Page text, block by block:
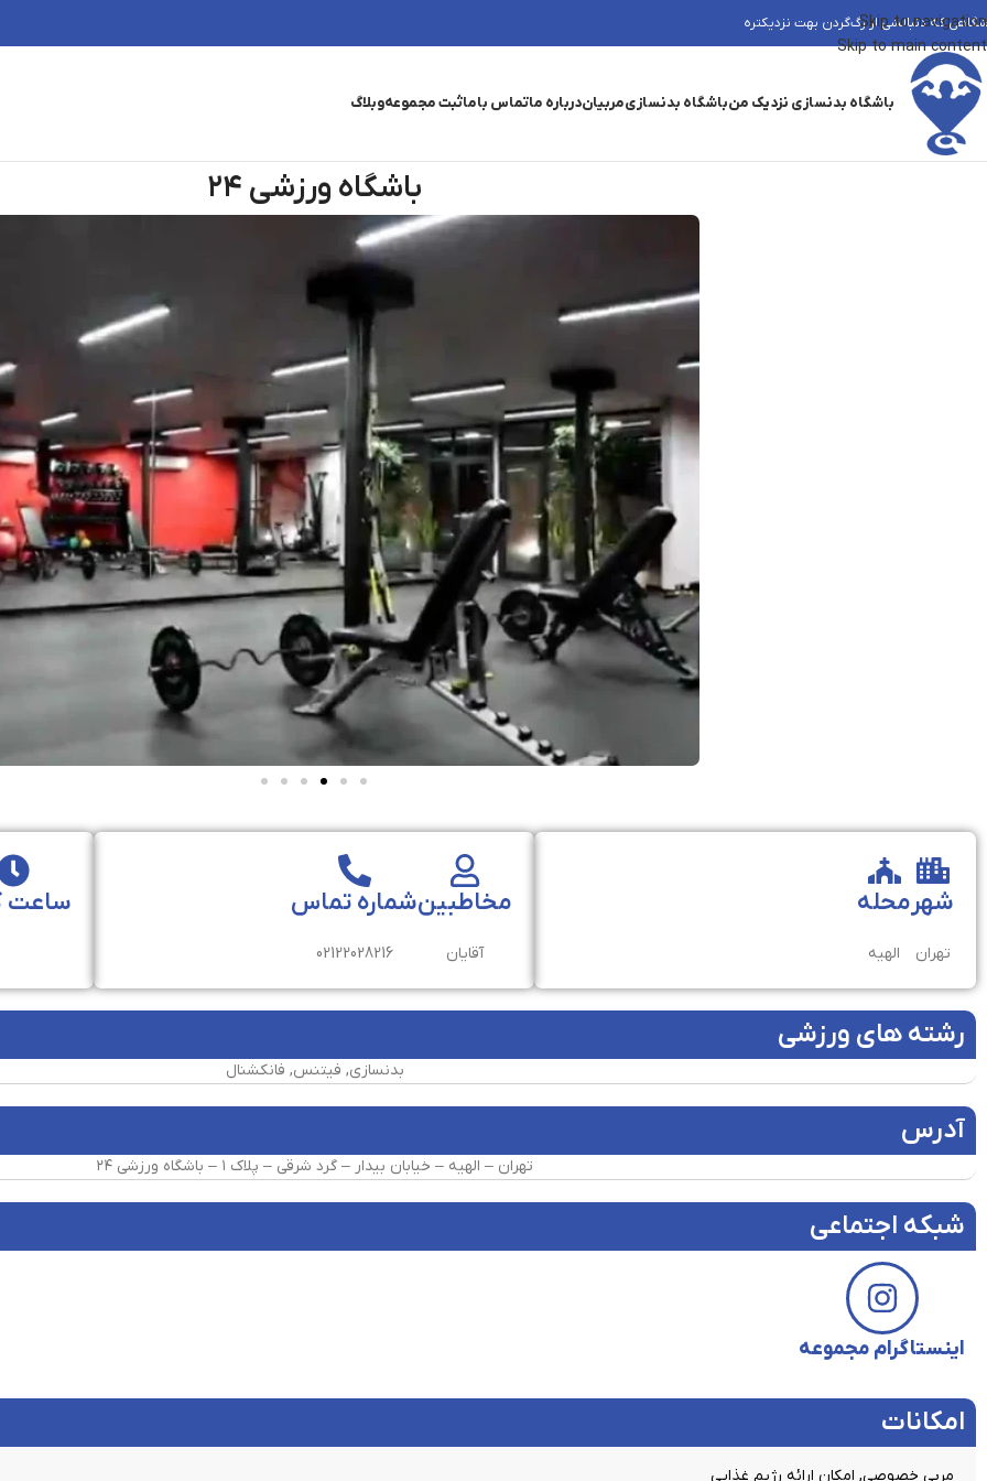
Skip to navigation
Skip to main content
که دنبالشی از رگ‌گردن بهت نزدیکتره
باشگاه بدنسازی نزدیک منباشگاه بدنسازیمربیاندرباره ماتماس باماثبت مجموعهوبلاگ
باشگاه ورزشی ۲۴
شهر
تهران
محله
الهیه
مخاطبین
آقایان
شماره تماس
02122028216
ساعت
رشته های ورزشی
بدنسازی, فیتنس, فانکشنال
آدرس
تهران – الهیه – خیابان بیدار – گرد شرقی – پلاک ۱ – باشگاه ورزشی ۲۴
شبکه اجتماعی
اینستاگرام مجموعه
امکانات​
مربی خصوصی, امکان ارائه رژیم غذایی